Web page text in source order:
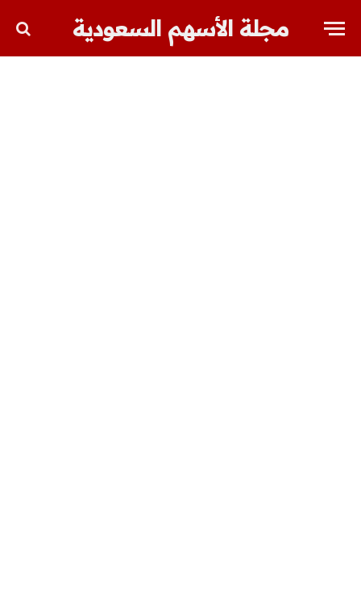
مجلة الأسهم السعودية